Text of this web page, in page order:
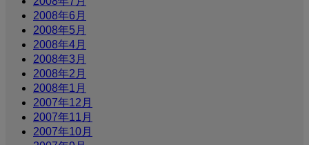
2008年6月
2008年5月
2008年4月
2008年3月
2008年2月
2008年1月
2007年12月
2007年11月
2007年10月